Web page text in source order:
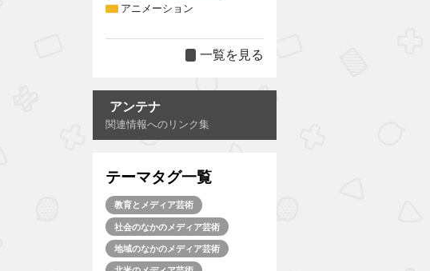
アニメーション
一覧を見る
アンテナ
関連情報へのリンク集
テーマタグ一覧
教育とメディア芸術
社会のなかのメディア芸術
地域のなかのメディア芸術